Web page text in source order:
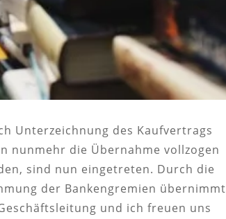
Unterzeichnung des Kaufvertrags
nunmehr die Übernahme vollzogen
sind nun eingetreten. Durch die
der Bankengremien übernimmt
und ich freuen uns